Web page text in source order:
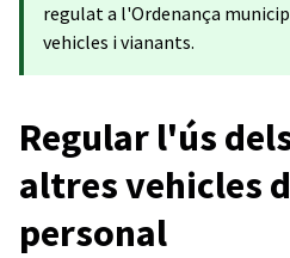
regulat a l'Ordenança
vehicles i vianants.
Regular l'ús
altres vehicles
personal